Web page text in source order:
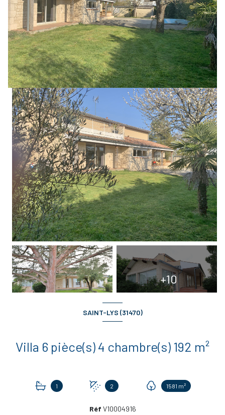
+10
SAINT-LYS (31470)
Villa 6 pièce(s) 4 chambre(s) 192 m²
1 2 1581 m²
Réf V10004916